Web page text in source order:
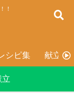
！
シピ集 献立表